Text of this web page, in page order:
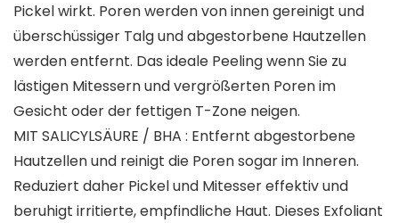
Pickel wirkt. Poren werden von innen gereinigt und
überschüssiger Talg und abgestorbene Hautzellen
werden entfernt. Das ideale Peeling wenn Sie zu
lästigen Mitessern und vergrößerten Poren im
Gesicht oder der fettigen T-Zone neigen.
MIT SALICYLSÄURE / BHA : Entfernt abgestorbene
Hautzellen und reinigt die Poren sogar im Inneren.
Reduziert daher Pickel und Mitesser effektiv und
beruhigt irritierte, empfindliche Haut. Dieses Exfoliant